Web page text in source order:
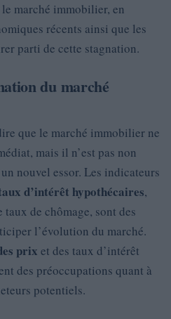
marché immobilier, en
récents ainsi que les
parti de cette stagnation.
du marché
que le marché immobilier ne
mais il n’est pas non
nouvel essor. Les indicateurs
d’intérêt hypothécaires,
de chômage, sont des
l’évolution du marché.
prix et des taux d’intérêt
des préoccupations quant à
potentiels.